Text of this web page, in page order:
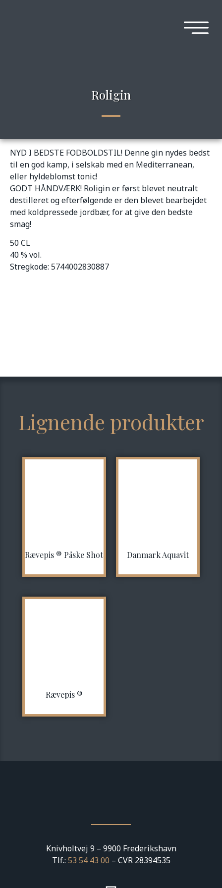
Roligin
NYD I BEDSTE FODBOLDSTIL! Denne gin nydes bedst
til en god kamp, i selskab med en Mediterranean,
eller hyldeblomst tonic!
GODT HÅNDVÆRK! Roligin er først blevet neutralt
destilleret og efterfølgende er den blevet bearbejdet
med koldpressede jordbær, for at give den bedste
smag!
50 CL
40 % vol.
Stregkode: 5744002830887
Lignende produkter
Rævepis ® Påske Shot Danmark Aquavit
Rævepis ®
Knivholtvej 9 – 9900 Frederikshavn
Tlf.: 53 54 43 00 – CVR 28394535